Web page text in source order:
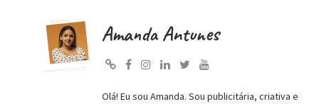
Amanda Antunes
Olá! Eu sou Amanda. Sou publicitária, criativa e